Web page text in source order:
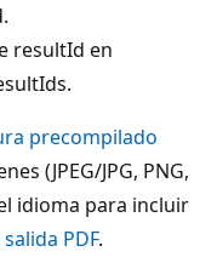
resultId en
precompilado
(JPEG/JPG, PNG,
idioma para incluir
salida PDF.